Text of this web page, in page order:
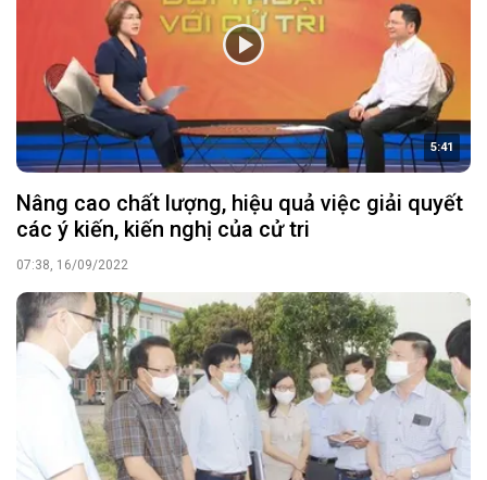
5:41
Nâng cao chất lượng, hiệu quả việc giải quyết
các ý kiến, kiến nghị của cử tri
07:38, 16/09/2022